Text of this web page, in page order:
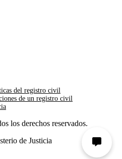
del registro civil
de un registro civil
los derechos reservados.
de Justicia